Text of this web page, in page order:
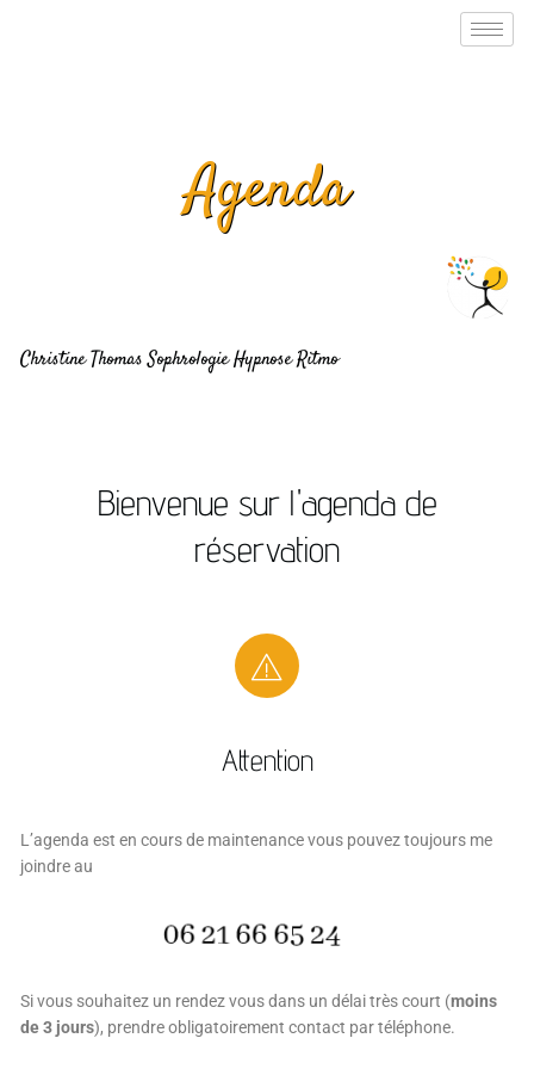
Agenda
Christine Thomas Sophrologie Hypnose Ritmo
Bienvenue sur l'agenda de
réservation
Attention
L’agenda est en cours de maintenance vous pouvez toujours me
joindre au
Si vous souhaitez un rendez vous dans un délai très court (moins
de 3 jours), prendre obligatoirement contact par téléphone.